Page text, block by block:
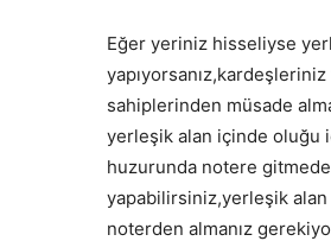
Eğer yeriniz hisseliyse
sahiplerinden müsade
yerleşik alan içinde oluğu
huzurunda notere
yapabilirsiniz,yerleşik alan
noterden almanız